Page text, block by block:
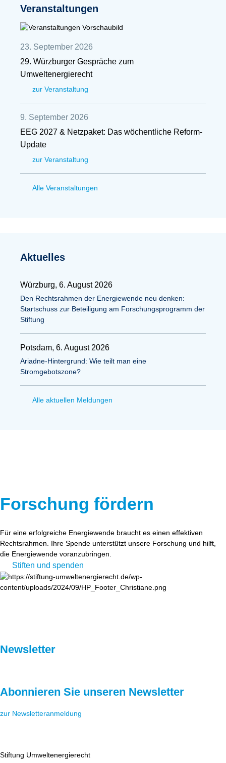
Veranstaltungen
23. September 2026
29. Würzburger Gespräche zum
Umweltenergierecht
zur Veranstaltung
9. September 2026
EEG 2027 & Netzpaket: Das wöchentliche Reform-
Update
zur Veranstaltung
Alle Veranstaltungen
Aktuelles
Würzburg, 6. August 2026
Den Rechtsrahmen der Energiewende neu denken:
Startschuss zur Beteiligung am Forschungsprogramm der
Stiftung
Potsdam, 6. August 2026
Ariadne-Hintergrund: Wie teilt man eine
Stromgebotszone?
Alle aktuellen Meldungen
Forschung fördern
Für eine erfolgreiche Energiewende braucht es einen effektiven
Rechtsrahmen. Ihre Spende unterstützt unsere Forschung und hilft,
die Energiewende voranzubringen.
Stiften und spenden
Newsletter
Abonnieren Sie unseren Newsletter
zur Newsletteranmeldung
Stiftung Umweltenergierecht